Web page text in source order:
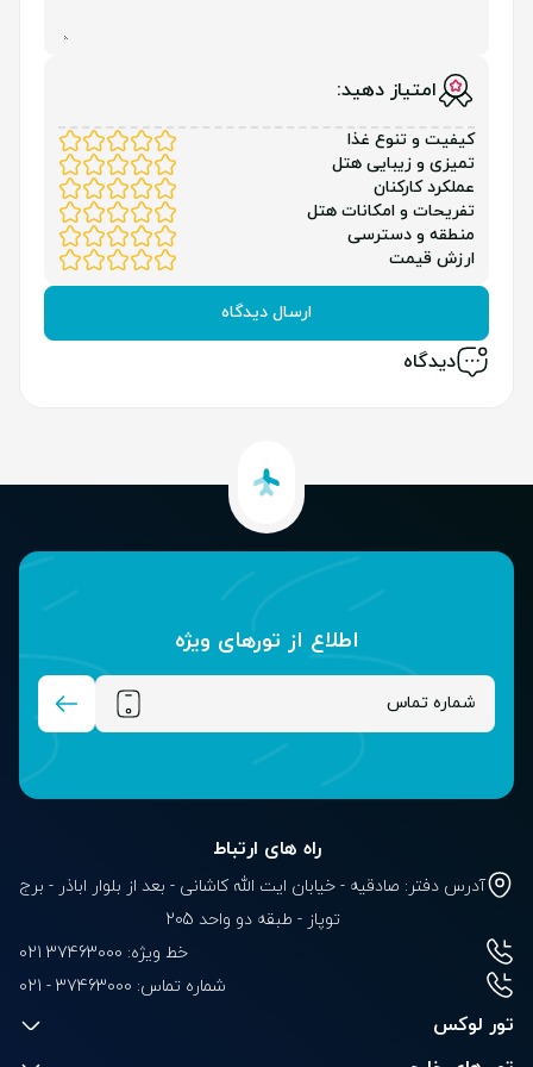
امتیاز دهید:
کیفیت و تنوع غذا
تمیزی و زیبایی هتل
عملکرد کارکنان
تفریحات و امکانات هتل
منطقه و دسترسی
ارزش قیمت
ارسال دیدگاه
دیدگاه
اطلاع از تور‌های ویژه
راه های ارتباط
آدرس دفتر: صادقیه - خیابان ایت الله کاشانی - بعد از بلوار‌‌ اباذر - برج
توپاز - طبقه دو واحد 205
خط ویژه: 37463000 021
شماره تماس: 021 - 37463000
تور لوکس